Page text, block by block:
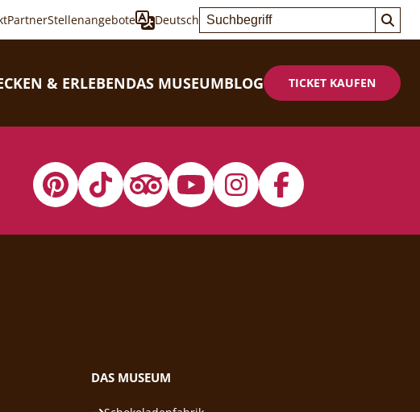
PartnerStellenangebote Deutsch
& ERLEBENDAS MUSEUMBLOG TICKET KAUFEN
DAS MUSEUM